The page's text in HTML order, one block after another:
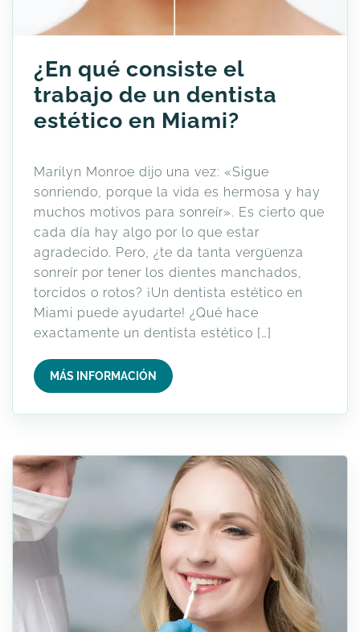
¿En qué consiste el
trabajo de un dentista
estético en Miami?
Marilyn Monroe dijo una vez: «Sigue
sonriendo, porque la vida es hermosa y hay
muchos motivos para sonreír». Es cierto que
cada día hay algo por lo que estar
agradecido. Pero, ¿te da tanta vergüenza
sonreír por tener los dientes manchados,
torcidos o rotos? ¡Un dentista estético en
Miami puede ayudarte! ¿Qué hace
exactamente un dentista estético […]
MÁS INFORMACIÓN